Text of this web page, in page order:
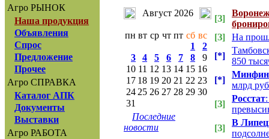
Агро РЫНОК
Наша продукция
Объявления
Спрос
Предложение
Прочее
Агро СПРАВКА
Каталог АПК
Документы
Выставки
Агро РАБОТА
Август 2026
пн вт ср чт пт сб вс
1
2
3
4 5 6 7 8
9
10 11 12 13 14 15 16
17 18 19 20 21 22 23
24 25 26 27 28 29 30
31
Последние
новости
[З]
[З]
На
[*]
850
[*]
Минфин
млрд
[З]
Росстат
[З]
В